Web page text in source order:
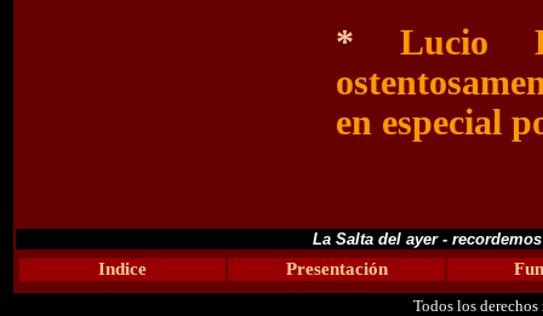
* Lucio
en especial
La Salta del ayer -
Indice Presentación
Todos los